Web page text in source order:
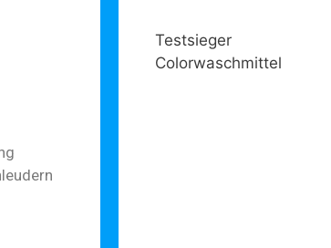
Testsieger
Colorwaschmittel